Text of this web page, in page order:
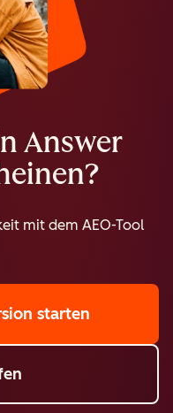
Answer
mit dem AEO-Tool
starten